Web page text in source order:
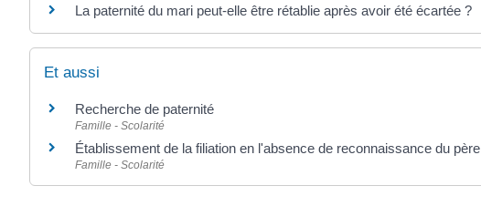
La paternité du mari peut-elle être rétablie après avoir été écartée ?
Et aussi
Recherche de paternité
Famille - Scolarité
Établissement de la filiation en l'absence de reconnaissance du père
Famille - Scolarité